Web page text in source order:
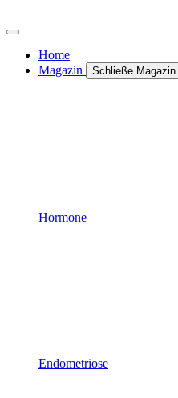
Inhalt
Home
Magazin
Schließe Magazin
Hormone
Endometriose